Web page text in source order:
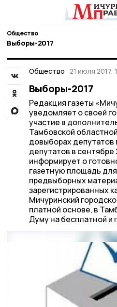
Общество
Выборы-2017
Общество 21 июля 2017,
Выборы-2017
Редакция газеты
уведомляет о своей
участие в
Тамбовской
довыборах депутатов
депутатов в сентябре
информирует о
газетную площадь
предвыборных
зарегистрированных
Мичуринский
платной основе, в
Думу на бесплатной и